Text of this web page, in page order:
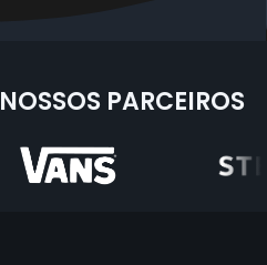
NOSSOS PARCEIROS